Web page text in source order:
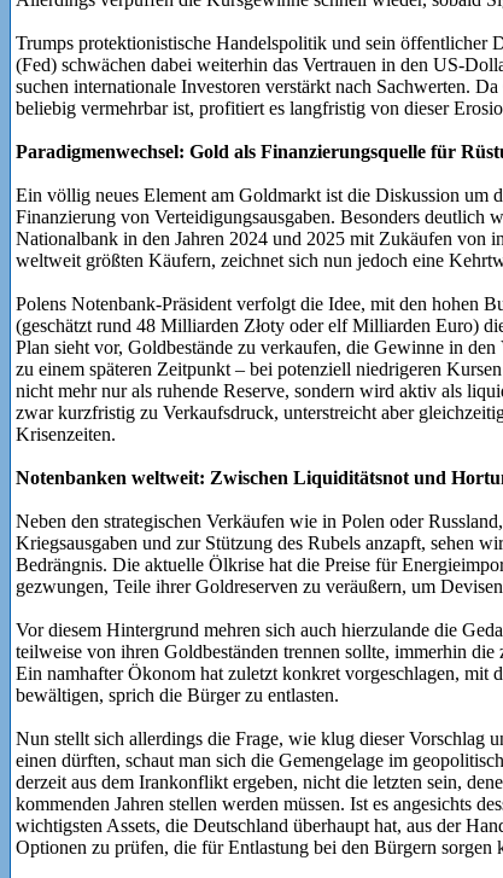
Trumps protektionistische Handelspolitik und sein öffentlicher
(Fed) schwächen dabei weiterhin das Vertrauen in den US-
suchen internationale Investoren verstärkt nach Sachwerten.
beliebig vermehrbar ist, profitiert es langfristig von dieser
Paradigmenwechsel: Gold als Finanzierungsquelle für
Ein völlig neues Element am Goldmarkt ist die Diskussion um
Finanzierung von Verteidigungsausgaben. Besonders deutlich
Nationalbank in den Jahren 2024 und 2025 mit Zukäufen von
weltweit größten Käufern, zeichnet sich nun jedoch eine
Polens Notenbank-Präsident verfolgt die Idee, mit den hohen
(geschätzt rund 48 Milliarden Złoty oder elf Milliarden Euro)
Plan sieht vor, Goldbestände zu verkaufen, die Gewinne in
zu einem späteren Zeitpunkt – bei potenziell niedrigeren
nicht mehr nur als ruhende Reserve, sondern wird aktiv als
zwar kurzfristig zu Verkaufsdruck, unterstreicht aber
Krisenzeiten.
Notenbanken weltweit: Zwischen Liquiditätsnot und
Neben den strategischen Verkäufen wie in Polen oder
Kriegsausgaben und zur Stützung des Rubels anzapft, sehen
Bedrängnis. Die aktuelle Ölkrise hat die Preise für
gezwungen, Teile ihrer Goldreserven zu veräußern, um
Vor diesem Hintergrund mehren sich auch hierzulande die
teilweise von ihren Goldbeständen trennen sollte, immerhin
Ein namhafter Ökonom hat zuletzt konkret vorgeschlagen, mit
bewältigen, sprich die Bürger zu entlasten.
Nun stellt sich allerdings die Frage, wie klug dieser Vorschlag
einen dürften, schaut man sich die Gemengelage im
derzeit aus dem Irankonflikt ergeben, nicht die letzten sein,
kommenden Jahren stellen werden müssen. Ist es angesichts
wichtigsten Assets, die Deutschland überhaupt hat, aus der
Optionen zu prüfen, die für Entlastung bei den Bürgern sorgen